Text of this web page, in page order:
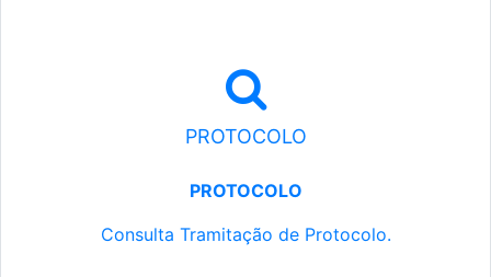
PROTOCOLO
PROTOCOLO
Consulta Tramitação de Protocolo.